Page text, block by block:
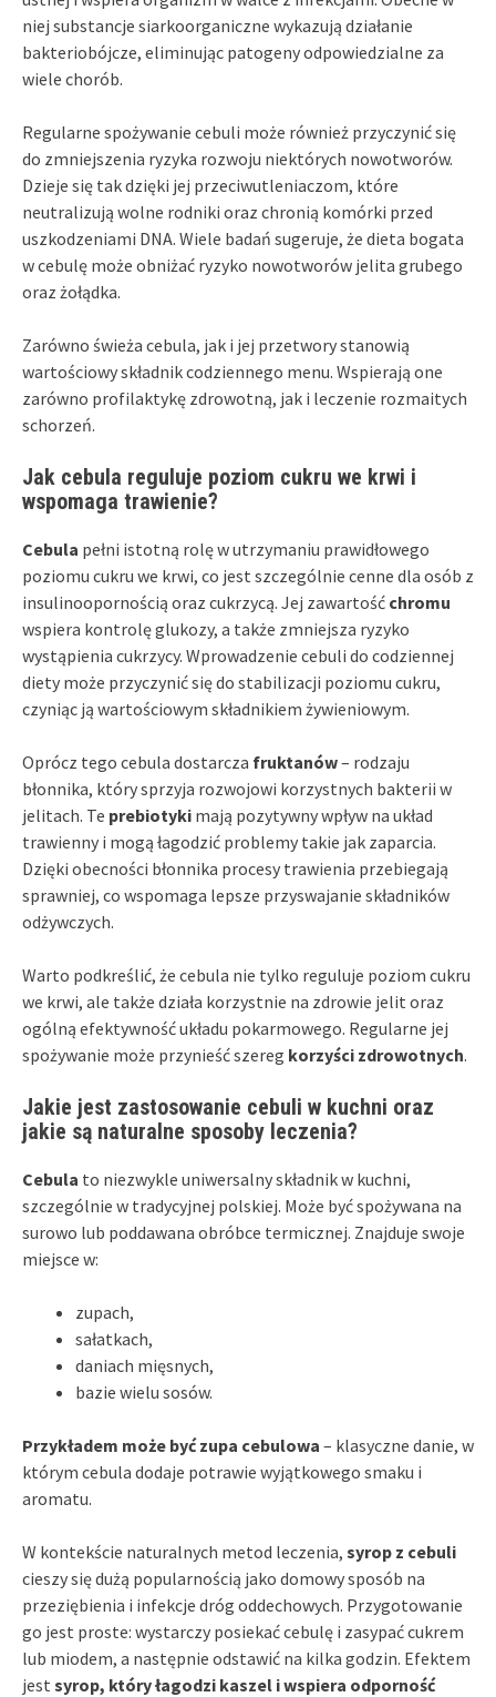
niej substancje siarkoorganiczne wykazują działanie
bakteriobójcze, eliminując patogeny odpowiedzialne za
wiele chorób.
Regularne spożywanie cebuli może również przyczynić się
do zmniejszenia ryzyka rozwoju niektórych nowotworów.
Dzieje się tak dzięki jej przeciwutleniaczom, które
neutralizują wolne rodniki oraz chronią komórki przed
uszkodzeniami DNA. Wiele badań sugeruje, że dieta bogata
w cebulę może obniżać ryzyko nowotworów jelita grubego
oraz żołądka.
Zarówno świeża cebula, jak i jej przetwory stanowią
wartościowy składnik codziennego menu. Wspierają one
zarówno profilaktykę zdrowotną, jak i leczenie rozmaitych
schorzeń.
Jak cebula reguluje poziom cukru we krwi i
wspomaga trawienie?
Cebula pełni istotną rolę w utrzymaniu prawidłowego
poziomu cukru we krwi, co jest szczególnie cenne dla osób z
insulinoopornością oraz cukrzycą. Jej zawartość chromu
wspiera kontrolę glukozy, a także zmniejsza ryzyko
wystąpienia cukrzycy. Wprowadzenie cebuli do codziennej
diety może przyczynić się do stabilizacji poziomu cukru,
czyniąc ją wartościowym składnikiem żywieniowym.
Oprócz tego cebula dostarcza fruktanów– rodzaju
błonnika, który sprzyja rozwojowi korzystnych bakterii w
jelitach. Te prebiotyki mają pozytywny wpływ na układ
trawienny i mogą łagodzić problemy takie jak zaparcia.
Dzięki obecności błonnika procesy trawienia przebiegają
sprawniej, co wspomaga lepsze przyswajanie składników
odżywczych.
Warto podkreślić, że cebula nie tylko reguluje poziom cukru
we krwi, ale także działa korzystnie na zdrowie jelit oraz
ogólną efektywność układu pokarmowego. Regularne jej
spożywanie może przynieść szereg korzyści zdrowotnych.
Jakie jest zastosowanie cebuli w kuchni oraz
jakie są naturalne sposoby leczenia?
Cebula to niezwykle uniwersalny składnik w kuchni,
szczególnie w tradycyjnej polskiej. Może być spożywana na
surowo lub poddawana obróbce termicznej. Znajduje swoje
miejsce w:
zupach,
sałatkach,
daniach mięsnych,
bazie wielu sosów.
Przykładem może być zupa cebulowa – klasyczne danie, w
którym cebula dodaje potrawie wyjątkowego smaku i
aromatu.
W kontekście naturalnych metod leczenia, syrop z cebuli
cieszy się dużą popularnością jako domowy sposób na
przeziębienia i infekcje dróg oddechowych. Przygotowanie
go jest proste: wystarczy posiekać cebulę i zasypać cukrem
lub miodem, a następnie odstawić na kilka godzin. Efektem
jest syrop, który łagodzi kaszel i wspiera odporność